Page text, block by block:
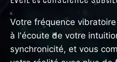
Votre fréquence
à l'écoute de votre
synchronicité, et vous